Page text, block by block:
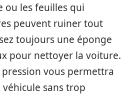
ou les feuilles qui
peuvent ruiner tout
toujours une éponge
pour nettoyer la voiture.
vous permettra
sans trop